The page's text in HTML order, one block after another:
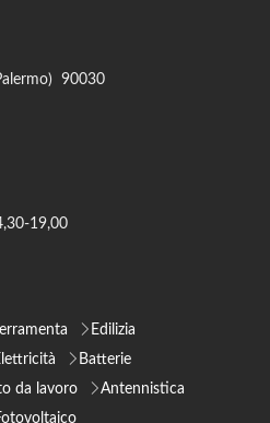
90030
19,00
Edilizia
Batterie
da lavoro
Antennistica